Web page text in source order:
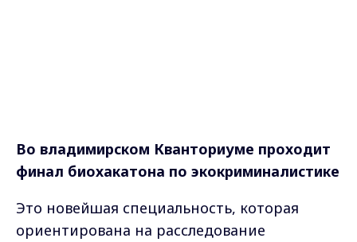
Во владимирском Кванториуме проходит
финал биохакатона по экокриминалистике
Это новейшая специальность, которая
ориентирована на расследование